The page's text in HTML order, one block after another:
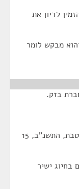
לדיון את
מבקש לומר
בזק.
לפניכם מכתבו של שר התקשורת מיום ח' בטבת, התשנ"ב, 15
ישיר